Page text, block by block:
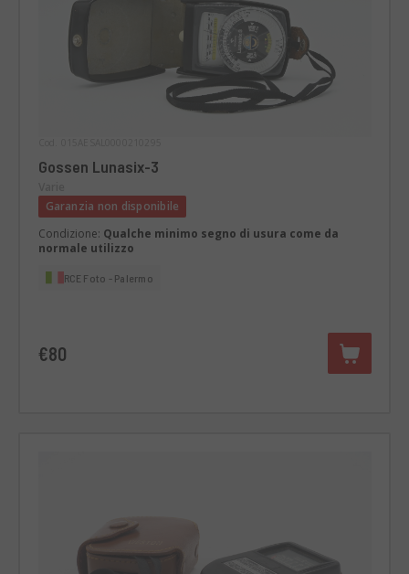
Gossen Lunasix-3
Garanzia non disponibile
Condizione: Qualche minimo segno di usura come da
normale utilizzo
RCE Foto - Palermo
€80